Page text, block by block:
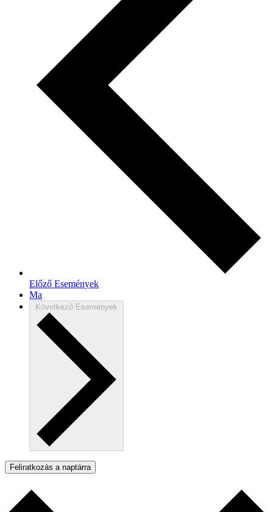
Előző Események
Ma
Következő Események
Feliratkozás a naptárra